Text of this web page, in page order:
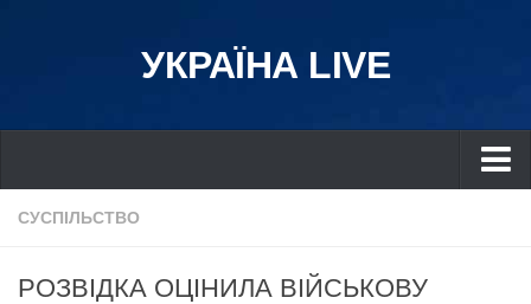
УКРАЇНА LIVE
Україна
Дніпро
СУСПІЛЬСТВО
РОЗВІДКА ОЦІНИЛА ВІЙСЬКОВУ